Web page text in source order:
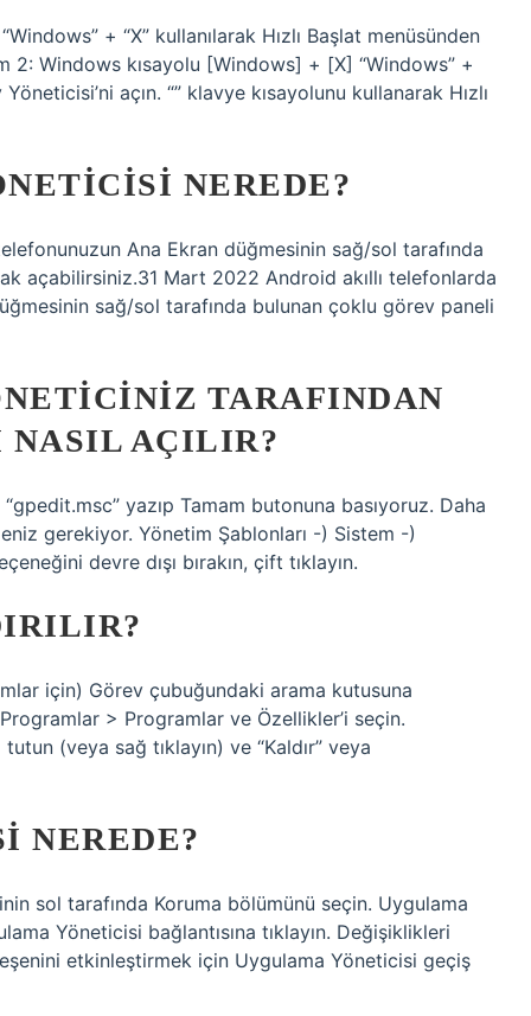
+ “X” kullanılarak Hızlı Başlat menüsünden
2: Windows kısayolu [Windows] + [X] “Windows” +
açın. “” klavye kısayolunu kullanarak Hızlı
NEREDE?
Ana Ekran düğmesinin sağ/sol tarafında
açabilirsiniz.31 Mart 2022 Android akıllı telefonlarda
sağ/sol tarafında bulunan çoklu görev paneli
TARAFINDAN
AÇILIR?
“gpedit.msc” yazıp Tamam butonuna basıyoruz. Daha
gerekiyor. Yönetim Şablonları -) Sistem -)
devre dışı bırakın, çift tıklayın.
için) Görev çubuğundaki arama kutusuna
> Programlar ve Özellikler’i seçin.
(veya sağ tıklayın) ve “Kaldır” veya
NEREDE?
sol tarafında Koruma bölümünü seçin. Uygulama
Yöneticisi bağlantısına tıklayın. Değişiklikleri
etkinleştirmek için Uygulama Yöneticisi geçiş